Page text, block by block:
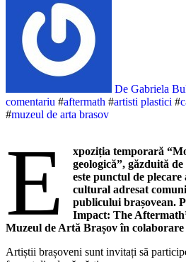
De Gabriela
comentariu #aftermath #artisti plastici #
#muzeul de arta brasov
E
xpoziția temporară
geologică”, găzduită
este punctul de
cultural adresat
publicului brașovean.
Impact: The
Muzeul de Artă Brașov în
Artiștii brașoveni sunt invitați să